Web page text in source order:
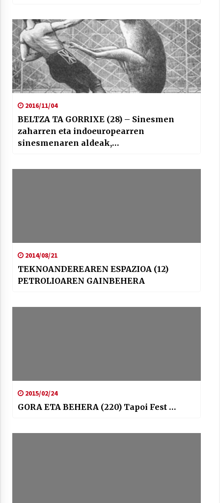
2016/11/04
BELTZA TA GORRIXE (28) – Sinesmen
zaharren eta indoeuropearren
sinesmenaren aldeak,…
2014/08/21
TEKNOANDEREAREN ESPAZIOA (12)
PETROLIOAREN GAINBEHERA
2015/02/24
GORA ETA BEHERA (220) Tapoi Fest …